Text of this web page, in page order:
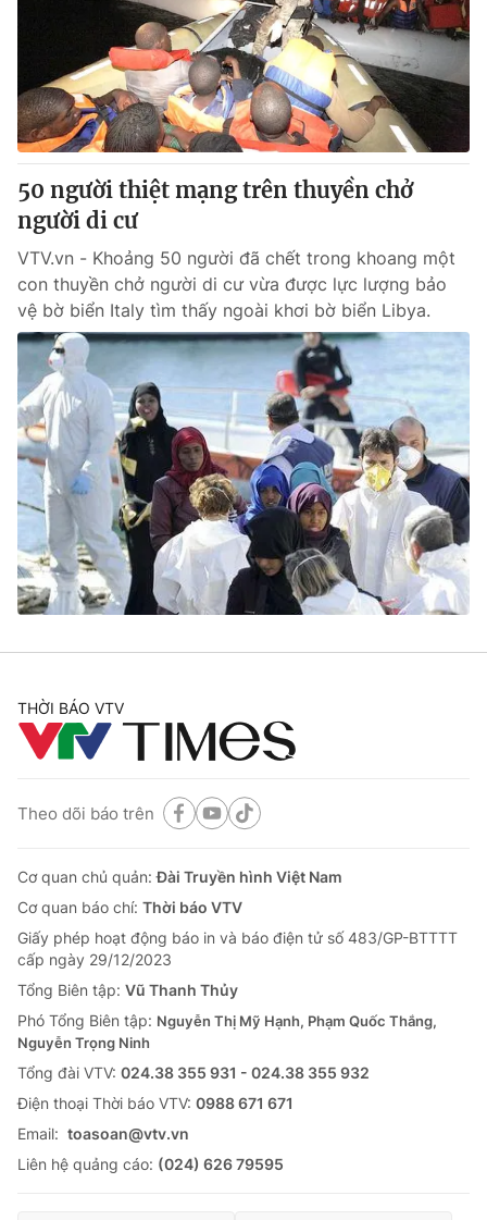
50 người thiệt mạng trên thuyền chở
người di cư
VTV.vn - Khoảng 50 người đã chết trong khoang một
con thuyền chở người di cư vừa được lực lượng bảo
vệ bờ biển Italy tìm thấy ngoài khơi bờ biển Libya.
THỜI BÁO VTV
Theo dõi báo trên
Cơ quan chủ quản:Đài Truyền hình Việt Nam
Cơ quan báo chí: Thời báo VTV
Giấy phép hoạt động báo in và báo điện tử số 483/GP-BTTTT
cấp ngày 29/12/2023
Tổng Biên tập: Vũ Thanh Thủy
Phó Tổng Biên tập: Nguyễn Thị Mỹ Hạnh, Phạm Quốc Thắng,
Nguyễn Trọng Ninh
Tổng đài VTV: 024.38 355 931 - 024.38 355 932
Ðiện thoại Thời báo VTV: 0988 671 671
Email: toasoan@vtv.vn
Liên hệ quảng cáo: (024) 626 79595